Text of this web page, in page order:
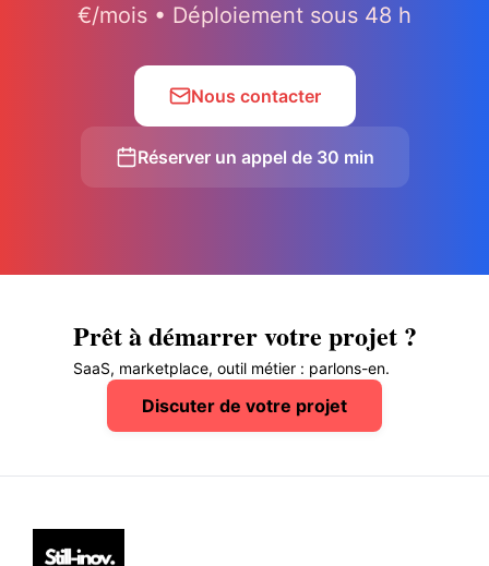
€/mois • Déploiement sous 48 h
Nous contacter
Réserver un appel de 30 min
Prêt à démarrer votre projet ?
SaaS, marketplace, outil métier : parlons-en.
Discuter de votre projet